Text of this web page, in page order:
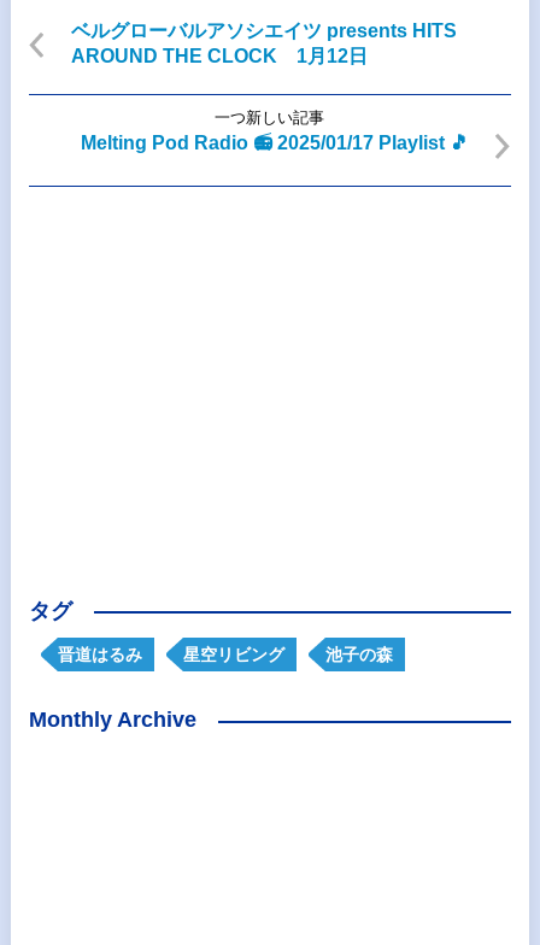
ベルグローバルアソシエイツ presents HITS
AROUND THE CLOCK 1月12日
一つ新しい記事
Melting Pod Radio 📻 2025/01/17 Playlist 🎵
タグ
晋道はるみ 星空リビング 池子の森
Monthly Archive